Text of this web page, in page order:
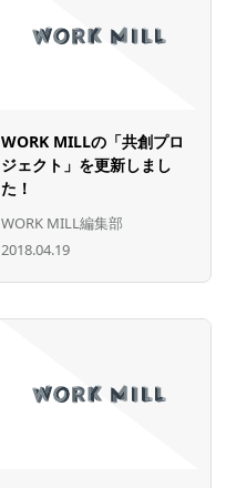
WORK MILLの「共創プロ
ジェクト」を更新しまし
た！
WORK MILL編集部
2018.04.19